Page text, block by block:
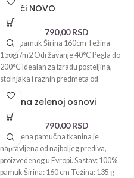
Slonići NOVO
790,00RSD
100% pamuk Širina 160cm Težina
130gr/m2 Održavanje 40°C Pegla do
200°C Idealan za izradu posteljina,
stolnjaka i raznih predmeta od
Jaja na zelenoj osnovi
790,00RSD
Ponuđena pamučna tkanina je
napravljena od najboljeg prediva,
proizvedenog u Evropi. Sastav: 100%
pamuk Širina: 160 cm Težina: 135 g